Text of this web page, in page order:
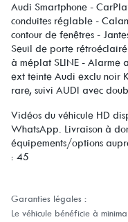
Audi Smartphone -
conduites réglable -
contour de fenêtres -
Seuil de porte
à méplat SLINE - Alarme
ext teinte Audi exclu noir
rare, suivi AUDI avec
Vidéos du véhicule HD
WhatsApp. Livraison à
équipements/options
: 45
Garanties légales :
Le véhicule bénéficie à